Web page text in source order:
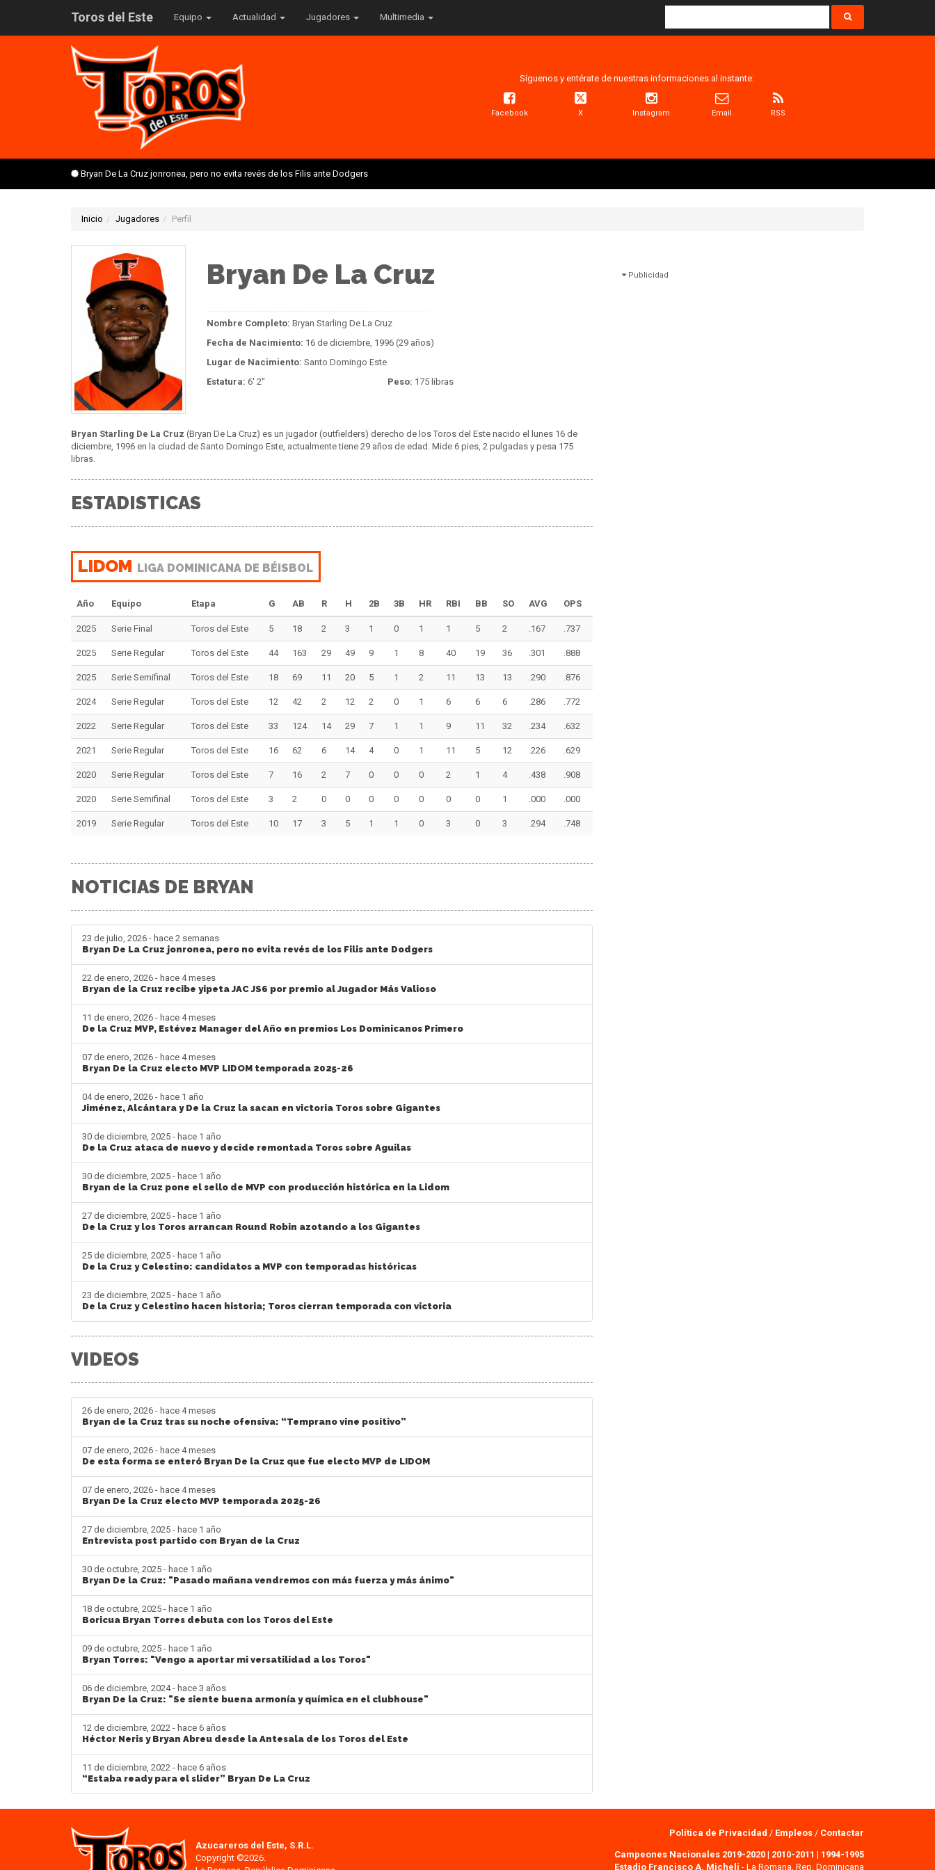
Toros del Este Equipo Actualidad Jugadores Multimedia
Síguenos y entérate de nuestras informaciones al instante:
Facebook X Instagram Email RSS
Bryan De La Cruz jonronea, pero no evita revés de los Filis ante Dodgers
Inicio Jugadores Perfil
Bryan De La Cruz
Nombre Completo: Bryan Starling De La Cruz
Fecha de Nacimiento: 16 de diciembre, 1996 (29 años)
Lugar de Nacimiento: Santo Domingo Este
Estatura: 6' 2" Peso: 175 libras
Bryan Starling De La Cruz (Bryan De La Cruz) es un jugador (outfielders) derecho de los Toros del Este nacido el lunes 16 de
diciembre, 1996 en la ciudad de Santo Domingo Este, actualmente tiene 29 años de edad. Mide 6 pies, 2 pulgadas y pesa 175
libras.
ESTADISTICAS
LIDOM LIGA DOMINICANA DE BÉISBOL
Año Equipo Etapa G AB R H 2B 3B HR RBI BB SO AVG OPS
2025 Serie Final Toros del Este 5 18 2 3 1 0 1 1 5 2 .167 .737
2025 Serie Regular Toros del Este 44 163 29 49 9 1 8 40 19 36 .301 .888
2025 Serie Semifinal Toros del Este 18 69 11 20 5 1 2 11 13 13 .290 .876
2024 Serie Regular Toros del Este 12 42 2 12 2 0 1 6 6 6 .286 .772
2022 Serie Regular Toros del Este 33 124 14 29 7 1 1 9 11 32 .234 .632
2021 Serie Regular Toros del Este 16 62 6 14 4 0 1 11 5 12 .226 .629
2020 Serie Regular Toros del Este 7 16 2 7 0 0 0 2 1 4 .438 .908
2020 Serie Semifinal Toros del Este 3 2 0 0 0 0 0 0 0 1 .000 .000
2019 Serie Regular Toros del Este 10 17 3 5 1 1 0 3 0 3 .294 .748
NOTICIAS DE BRYAN
23 de julio, 2026 - hace 2 semanas
Bryan De La Cruz jonronea, pero no evita revés de los Filis ante Dodgers
22 de enero, 2026 - hace 4 meses
Bryan de la Cruz recibe yipeta JAC JS6 por premio al Jugador Más Valioso
11 de enero, 2026 - hace 4 meses
De la Cruz MVP, Estévez Manager del Año en premios Los Dominicanos Primero
07 de enero, 2026 - hace 4 meses
Bryan De la Cruz electo MVP LIDOM temporada 2025-26
04 de enero, 2026 - hace 1 año
Jiménez, Alcántara y De la Cruz la sacan en victoria Toros sobre Gigantes
30 de diciembre, 2025 - hace 1 año
De la Cruz ataca de nuevo y decide remontada Toros sobre Aguilas
30 de diciembre, 2025 - hace 1 año
Bryan de la Cruz pone el sello de MVP con producción histórica en la Lidom
27 de diciembre, 2025 - hace 1 año
De la Cruz y los Toros arrancan Round Robin azotando a los Gigantes
25 de diciembre, 2025 - hace 1 año
De la Cruz y Celestino: candidatos a MVP con temporadas históricas
23 de diciembre, 2025 - hace 1 año
De la Cruz y Celestino hacen historia; Toros cierran temporada con victoria
VIDEOS
26 de enero, 2026 - hace 4 meses
Bryan de la Cruz tras su noche ofensiva: “Temprano vine positivo”
07 de enero, 2026 - hace 4 meses
De esta forma se enteró Bryan De la Cruz que fue electo MVP de LIDOM
07 de enero, 2026 - hace 4 meses
Bryan De la Cruz electo MVP temporada 2025-26
27 de diciembre, 2025 - hace 1 año
Entrevista post partido con Bryan de la Cruz
30 de octubre, 2025 - hace 1 año
Bryan De la Cruz: "Pasado mañana vendremos con más fuerza y más ánimo"
18 de octubre, 2025 - hace 1 año
Boricua Bryan Torres debuta con los Toros del Este
09 de octubre, 2025 - hace 1 año
Bryan Torres: "Vengo a aportar mi versatilidad a los Toros"
06 de diciembre, 2024 - hace 3 años
Bryan De la Cruz: "Se siente buena armonía y química en el clubhouse"
12 de diciembre, 2022 - hace 6 años
Héctor Neris y Bryan Abreu desde la Antesala de los Toros del Este
11 de diciembre, 2022 - hace 6 años
“Estaba ready para el slider” Bryan De La Cruz
Publicidad
Azucareros del Este, S.R.L.
Copyright ©2026.
Política de Privacidad / Empleos / Contactar
Campeones Nacionales 2019-2020 | 2010-2011 | 1994-1995
Estadio Francisco A. Micheli - La Romana, Rep. Dominicana